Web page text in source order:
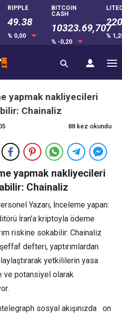
RIPPLE
49.38
% 0,00
BITCOIN
CASH
10323.69,707
% -0,20
%
yapmak nakliyecileri
Chainaliz
88 kez okundu
yapmak nakliyecileri
Chainaliz
Yazarı, İnceleme yapan:
İran’a kriptoyla ödeme
riskine sokabilir: Chainaliz
defteri, yaptırımlardan
yetkililerin yasa
ve potansiyel olarak
sosyal akışınızda on